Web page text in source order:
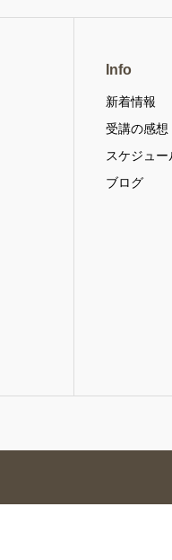
Info
新着情報
受講の感想
スケジュー
ブログ